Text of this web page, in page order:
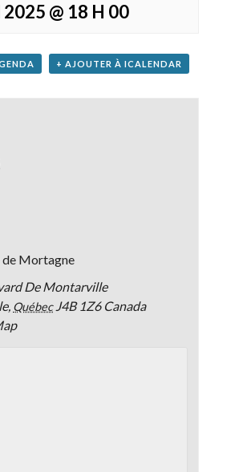
2025 @ 18 H 00
+ AJOUTER À ICALENDAR
de Mortagne
De Montarville
, Québec J4B 1Z6 Canada